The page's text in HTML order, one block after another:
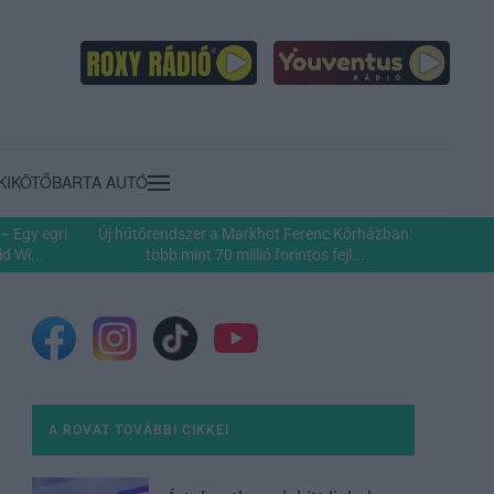
BARTA AUTÓ
Egy egri
Wi...
Új hűtőrendszer a Markhot Ferenc Kórházban:
több mint 70 millió forintos fejl...
A ROVAT TOVÁBBI CIKKEI